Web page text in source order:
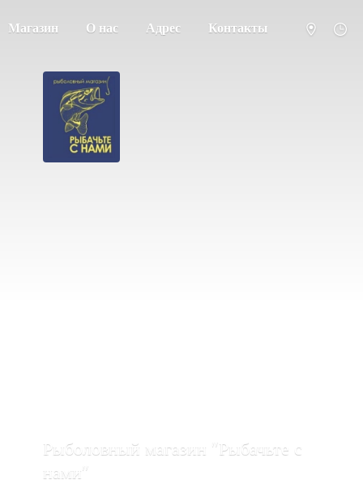
Магазин О нас Адрес Контакты
Рыболовный магазин "Рыбачьте с
нами"